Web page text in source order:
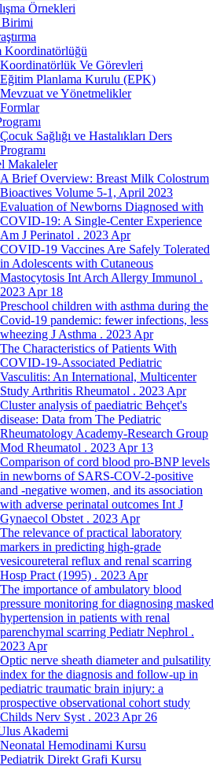
Örnekleri
Koordinatörlüğü
Koordinatörlük Ve Görevleri
Eğitim Planlama Kurulu (EPK)
Mevzuat ve Yönetmelikler
Formlar
Çocuk Sağlığı ve Hastalıkları Ders
Programı
Makaleler
A Brief Overview: Breast Milk Colostrum
Bioactives Volume 5-1, April 2023
Evaluation of Newborns Diagnosed with
COVID-19: A Single-Center Experience
Am J Perinatol . 2023 Apr
COVID-19 Vaccines Are Safely Tolerated
in Adolescents with Cutaneous
Mastocytosis Int Arch Allergy Immunol .
2023 Apr 18
Preschool children with asthma during the
Covid-19 pandemic: fewer infections, less
wheezing J Asthma . 2023 Apr
The Characteristics of Patients With
COVID-19-Associated Pediatric
Vasculitis: An International, Multicenter
Study Arthritis Rheumatol . 2023 Apr
Cluster analysis of paediatric Behçet's
disease: Data from The Pediatric
Rheumatology Academy-Research Group
Mod Rheumatol . 2023 Apr 13
Comparison of cord blood pro-BNP levels
in newborns of SARS-COV-2-positive
and -negative women, and its association
with adverse perinatal outcomes Int J
Gynaecol Obstet . 2023 Apr
The relevance of practical laboratory
markers in predicting high-grade
vesicoureteral reflux and renal scarring
Hosp Pract (1995) . 2023 Apr
The importance of ambulatory blood
pressure monitoring for diagnosing masked
hypertension in patients with renal
parenchymal scarring Pediatr Nephrol .
2023 Apr
Optic nerve sheath diameter and pulsatility
index for the diagnosis and follow-up in
pediatric traumatic brain injury: a
prospective observational cohort study
Childs Nerv Syst . 2023 Apr 26
Akademi
Neonatal Hemodinami Kursu
Pediatrik Direkt Grafi Kursu